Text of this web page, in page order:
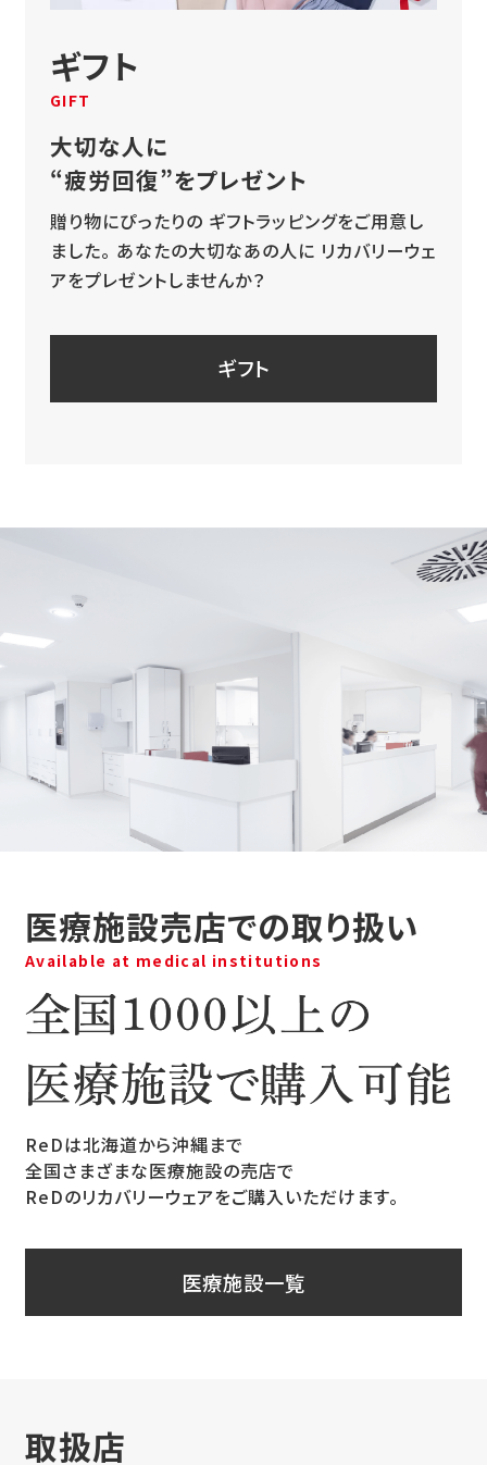
ギフト
GIFT
大切な人に
“疲労回復”をプレゼント
贈り物にぴったりの ギフトラッピングをご用意し
ました。 あなたの大切なあの人に リカバリーウェ
アをプレゼントしませんか？
ギフト
医療施設売店での取り扱い
Available at medical institutions
ReDは北海道から沖縄まで
全国さまざまな医療施設の売店で
ReDのリカバリーウェアをご購入いただけます。
医療施設一覧
取扱店